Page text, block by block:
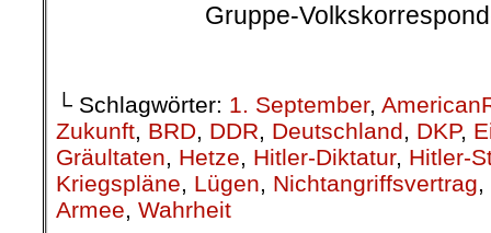
Gruppe-
└ Schlagwörter: 1. September,
Zukunft, BRD, DDR, Deutschland, DKP,
Gräultaten, Hetze, Hitler-Diktatur, Hitler-
Kriegspläne, Lügen, Nichtangriffsvertrag,
Armee, Wahrheit